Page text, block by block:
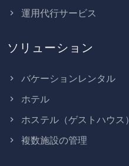
運用代行サービス
ソリューション
バケーションレンタル
ホテル
ホステル（ゲストハウス）
複数施設の管理